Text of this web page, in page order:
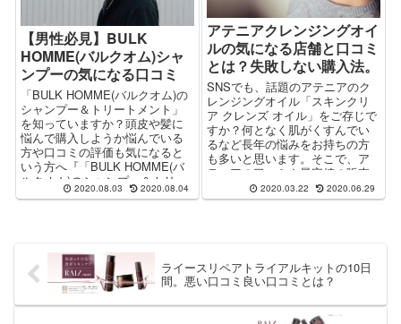
【男性必見】BULK
HOMME(バルクオム)シャ
ンプーの気になる口コミ
「BULK HOMME(バルクオム)の
シャンプー＆トリートメント」
を知っていますか？頭皮や髪に
悩んで購入しようか悩んでいる
方や口コミの評価も気になると
いう方へ『「BULK HOMME(バ
ルクオム)のシャンプー＆トリー
トメント」って実際どうなん
2020.08.03 2020.08.04
アテニアクレンジングオイ
ルの気になる店舗と口コミ
とは？失敗しない購入法。
SNSでも、話題のアテニアのク
レンジングオイル「スキンクリ
ア クレンズ オイル」をご存じで
すか？何となく肌がくすんでい
るなど長年の悩みをお持ちの方
も多いと思います。そこで、ア
テニアの口コミや最安値の販売
店などを調べて記事にしまし
た。この記事は3分で読めます。
2020.03.22 2020.06.29
ライースリペアトライアルキットの10日
間。悪い口コミ良い口コミとは？